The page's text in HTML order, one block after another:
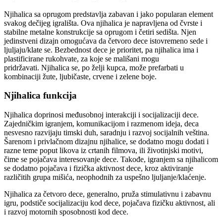
Njihalica sa oprugom predstavlja zabavan i jako popularan element
svakog dečijeg igrališta. Ova njihalica je napravljena od čvrste i
stabilne metalne konstrukcije sa oprugom i četiri sedišta. Njen
jedinstveni dizajn omogućava da četvoro dece istovremeno sede i
ljuljaju/klate se. Bezbednost dece je prioritet, pa njihalica ima i
plastificirane rukohvate, za koje se mališani mogu
pridržavati. Njihalica se, po želji kupca, može prefarbati u
kombinaciji žute, ljubičaste, crvene i zelene boje.
Njihalica funkcija
Njihalica doprinosi međusobnoj interakciji i socijalizaciji dece.
Zajedničkim igranjem, komunikacijom i razmenom ideja, deca
nesvesno razvijaju timski duh, saradnju i razvoj socijalnih veština.
Šarenom i privlačnom dizajnu njihalice, se dodatno mogu dodati i
razne teme poput likova iz crtanih filmova, ili životinjski motivi,
čime se pojačava interesovanje dece. Takođe, igranjem sa njihalicom
se dodatno pojačava i fizička aktivnost dece, kroz aktiviranje
različitih grupa mišića, neophodnih za uspešno ljuljanje/klaćenje.
Njihalica za četvoro dece, generalno, pruža stimulativnu i zabavnu
igru, podstiče socijalizaciju kod dece, pojačava fizičku aktivnost, ali
i razvoj motornih sposobnosti kod dece.